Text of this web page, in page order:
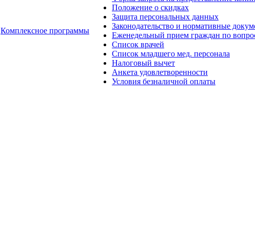
Комплексное программы
Положение о скидках
Защита персональных данных
Законодательство и нормативные
Еженедельный прием граждан по
Список врачей
Список младшего мед. персонала
Налоговый вычет
Анкета удовлетворенности
Условия безналичной оплаты